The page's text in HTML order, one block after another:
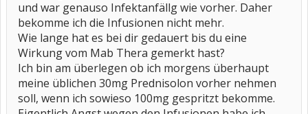
und war genauso Infektanfällg wie vorher. Daher
bekomme ich die Infusionen nicht mehr.
Wie lange hat es bei dir gedauert bis du eine
Wirkung vom Mab Thera gemerkt hast?
Ich bin am überlegen ob ich morgens überhaupt
meine üblichen 30mg Prednisolon vorher nehmen
soll, wenn ich sowieso 100mg gespritzt bekomme.